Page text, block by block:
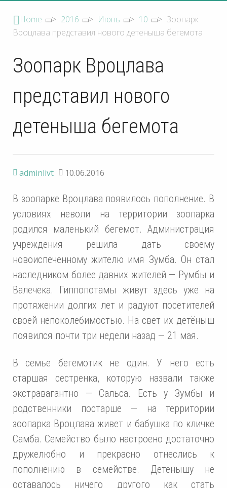
Home > 2016 > Июнь > 10 > Зоопарк
Вроцлава представил нового детеныша бегемота
Зоопарк Вроцлава
представил нового
детеныша бегемота
adminlivt 10.06.2016
В зоопарке Вроцлава появилось пополнение. В
условиях неволи на территории зоопарка
родился маленький бегемот. Администрация
учреждения решила дать своему
новоиспеченному жителю имя Зумба. Он стал
наследником более давних жителей — Румбы и
Валечека. Гиппопотамы живут здесь уже на
протяжении долгих лет и радуют посетителей
своей непоколебимостью. На свет их детёныш
появился почти три недели назад — 21 мая.
В семье бегемотик не один. У него есть
старшая сестренка, которую назвали также
экстравагантно — Сальса. Есть у Зумбы и
родственники постарше — на территории
зоопарка Вроцлава живет и бабушка по кличке
Самба. Семейство было настроено достаточно
дружелюбно и прекрасно отнеслись к
пополнению в семействе. Детенышу не
оставалось ничего другого как стать